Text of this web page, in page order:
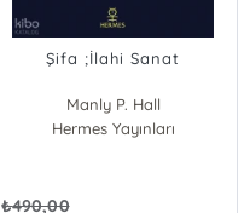
Şifa ;İlahi Sanat
Manly P. Hall
Hermes Yayınları
₺490,00